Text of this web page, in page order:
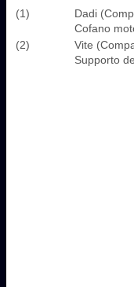
(1)
Dadi
Cofano
(2)
Vite
Supporto